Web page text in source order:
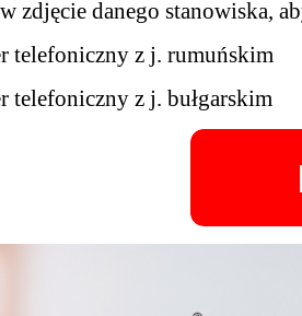
zdjęcie danego stanowiska,
telefoniczny z j. rumuńskim
telefoniczny z j. bułgarskim